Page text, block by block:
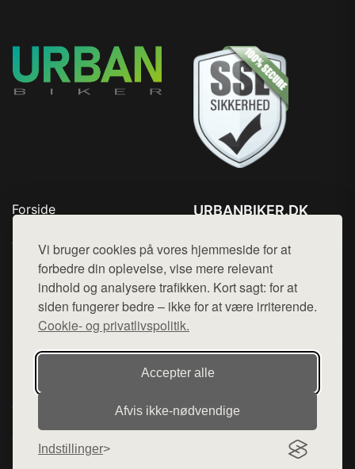
Vi bruger cookies på vores hjemmeside for at
forbedre din oplevelse, vise mere relevant
indhold og analysere trafikken. Kort sagt: for at
siden fungerer bedre – ikke for at være irriterende.
Cookie- og privatlivspolitik.
Accepter alle
Afvis ikke‑nødvendige
Indstillinger
Forside
Top Rabatter
Blog
Kontakt
URBANBIKER.DK
Mail: hej@want.dk
Cookie- og privatlivspolitik
Denne side er en del af want.dk, der udgiver en række
hjemmesider med præsentation af forskellige produkter fra
diverse webshops. Der sælges ikke varer fra denne side - vi
varerne på lager.